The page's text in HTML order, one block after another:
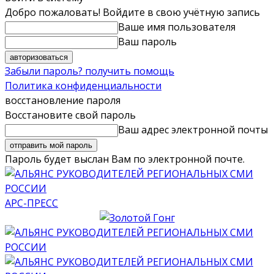
Добро пожаловать! Войдите в свою учётную запись
Ваше имя пользователя
Ваш пароль
Забыли пароль? получить помощь
Политика конфиденциальности
восстановление пароля
Восстановите свой пароль
Ваш адрес электронной почты
Пароль будет выслан Вам по электронной почте.
АРС-ПРЕСС